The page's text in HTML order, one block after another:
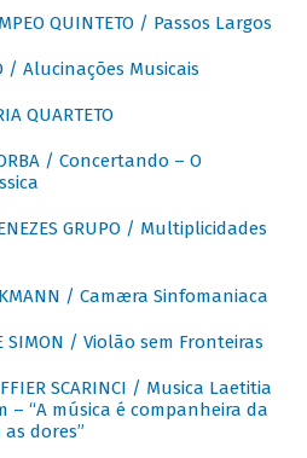
QUINTETO / Passos Largos
/ Alucinações Musicais
QUARTETO
/ Concertando – O
GRUPO / Multiplicidades
/ Camæra Sinfomaniaca
SIMON / Violão sem Fronteiras
SCARINCI / Musica Laetitia
– “A música é companheira da
dores”